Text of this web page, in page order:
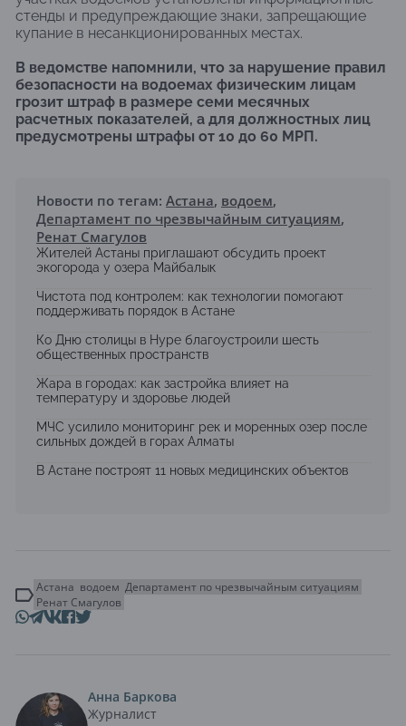
стенды и предупреждающие знаки, запрещающие
купание в несанкционированных местах.
В ведомстве напомнили, что за нарушение правил
безопасности на водоемах физическим лицам
грозит штраф в размере семи месячных
расчетных показателей, а для должностных лиц
предусмотрены штрафы от 10 до 60 МРП.
Новости по тегам: Астана, водоем,
Департамент по чрезвычайным ситуациям,
Ренат Смагулов
Жителей Астаны приглашают обсудить проект
экогорода у озера Майбалык
Чистота под контролем: как технологии помогают
поддерживать порядок в Астане
Ко Дню столицы в Нуре благоустроили шесть
общественных пространств
Жара в городах: как застройка влияет на
температуру и здоровье людей
МЧС усилило мониторинг рек и моренных озер после
сильных дождей в горах Алматы
В Астане построят 11 новых медицинских объектов
Астана водоем Департамент по чрезвычайным ситуациям
Ренат Смагулов
Анна Баркова
Журналист